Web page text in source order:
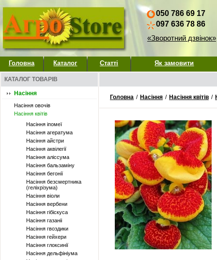
050 786 69 17
097 636 78 86
«Зворотний дзвінок»
Головна Каталог Статті Як замовити
КАТАЛОГ ТОВАРІВ
Насіння
Насіння овочів
Насіння квітів
Насіння іпомеї
Насіння агератума
Насіння айстри
Насіння аквілегії
Насіння аліссума
Насіння бальзаміну
Насіння бегонії
Насіння безсмертника
(геліхрізума)
Насіння віоли
Насіння вербени
Насіння гібіскуса
Насіння газаніі
Насіння гвоздики
Насіння гейхери
Насіння глоксинії
Насіння дельфініума
Головна / Насіння / Насіння квітів /